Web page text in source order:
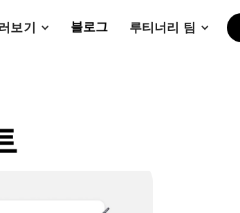
보기 블로그 루티너리 팀